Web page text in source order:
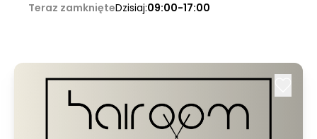
Teraz zamknięteDzisiaj:09:00-17:00